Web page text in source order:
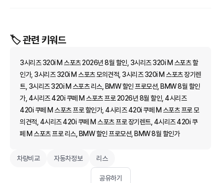
🏷️ 관련 키워드
3시리즈 320i M 스포츠 2026년 8월 할인, 3시리즈 320i M 스포츠 할
인가, 3시리즈 320i M 스포츠 모의견적, 3시리즈 320i M 스포츠 장기렌
트, 3시리즈 320i M 스포츠 리스, BMW 할인 프로모션, BMW 8월 할인
가, 4시리즈 420i 쿠페 M 스포츠 프로 2026년 8월 할인, 4시리즈
420i 쿠페 M 스포츠 프로 할인가, 4시리즈 420i 쿠페 M 스포츠 프로 모
의견적, 4시리즈 420i 쿠페 M 스포츠 프로 장기렌트, 4시리즈 420i 쿠
페 M 스포츠 프로 리스, BMW 할인 프로모션, BMW 8월 할인가
차량비교 자동차정보 리스
공유하기